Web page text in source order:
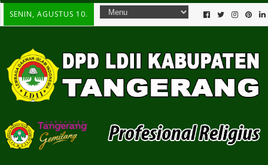
SENIN, AGUSTUS 10.